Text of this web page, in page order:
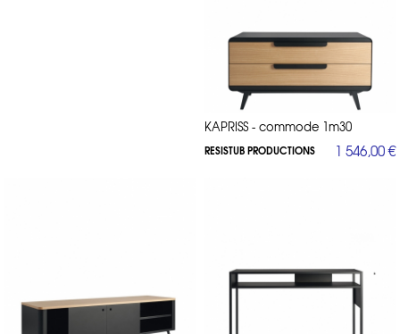
KAPRISS - commode 1m30
RESISTUB PRODUCTIONS 1 546,00 €